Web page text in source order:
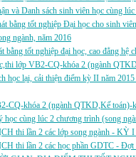
và Danh sách sinh viên học cùng
bằng tốt nghiệp Đại học cho sinh
ngành, năm 2016
bằng tốt nghiệp đại học, cao đẳng hệ
lớp VB2-CQ-khóa 2 (ngành
học lại, cải thiện điểm kỳ II năm
CQ-khóa 2 (ngành QTKD,Kế toán)-
học cùng lúc 2 chương trình (song
thi lần 2 các lớp song ngành - KỲ
thi lần 2 các học phần GDTC -